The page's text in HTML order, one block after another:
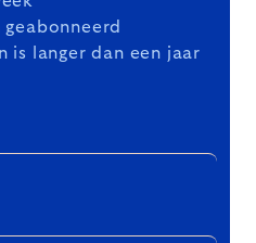
geabonneerd
is langer dan een jaar